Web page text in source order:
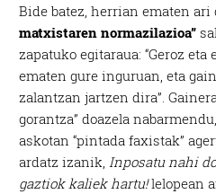
Bide batez, herrian ematen
matxistaren normazilazioa”
zapatuko egitaraua: “Geroz
ematen gure inguruan, eta
zalantzan jartzen dira”.
gorantza” doazela
askotan “pintada faxistak”
ardatz izanik, Inposatu nahi
gaztiok kaliek hartu!lelopean